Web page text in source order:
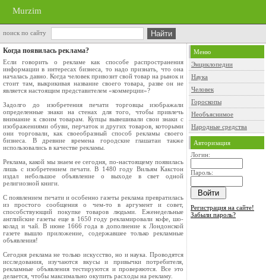
Murzim
поиск по сайту
Когда появилась реклама?
Если говорить о рекламе как способе распро­странения
информации в интересах бизнеса, то надо признать, что она
началась давно. Когда че­ловек привозит свой товар на рынок и
стоит там, выкрикивая название своего товара, разве он не
является настоящим представителем «коммерции»?
Задолго до изобретения печати торговцы изо­бражали
определенные знаки на стенах для того, чтобы привлечь
внимание к своим товарам. Куп­цы вывешивали свои знаки с
изображениями обу­ви, перчаток и других товаров, которыми
они торговали, как своеобразный способ рекламы сво­его
бизнеса. В древние времена городские глаша­таи также
использовались в качестве рекламы.
Реклама, какой мы знаем ее сегодня, по-на­стоящему появилась
лишь с изобретением печати. В 1480 году Вильям Какстон
издал небольшое объявление о выходе в свет одной
религиозной книги.
С появлением печати и особенно газеты ре­клама превратилась
из простого сообщения о чем-то в аргумент и совет,
способствующий по­купке товаров людьми. Еженедельные
английские газеты еще в 1650 году рекламировали кофе, шо­
колад и чай. В июне 1666 года в дополнение к Лондонской
газете вышло приложение, содержав­шее только рекламные
объявления!
Сегодня реклама не только искусство, но и на­ука. Проводятся
исследования, изучаются вкусы и привычки потребителя,
рекламные объявления те­стируются и проверяются. Все это
делается, что­бы максимально окупить расходы на рекламу.
Меню
Энциклопедии
Наука
Человек
Гороскопы
Необъяснимое
Народные средства
Авторизация
Логин:
Пароль:
Регистрация на сайте!
Забыли пароль?